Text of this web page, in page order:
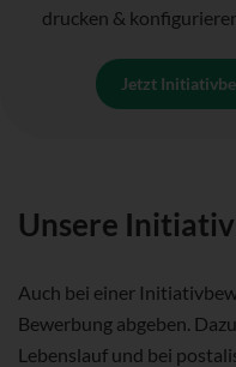
drucken &
Jetzt
Unsere
Auch bei einer
Bewerbung abgeben.
Lebenslauf und bei